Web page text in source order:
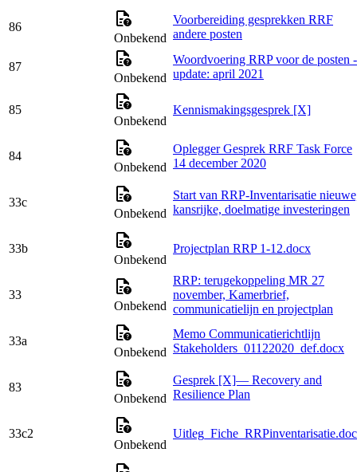
86
Onbekend
Voorbereiding gesprekken RRF
andere posten
87
Onbekend
Woordvoering RRP voor de posten -
update: april 2021
85
Onbekend
Kennismakingsgesprek [X]
84
Onbekend
Oplegger Gesprek RRF Task Force
14 december 2020
33c
Onbekend
Start van RRP-Inventarisatie
kansrijke, doelmatige investeringen
33b
Onbekend
Projectplan RRP 1-12.docx
33
Onbekend
RRP: terugekoppeling MR 27
november, Kamerbrief,
communicatielijn en projectplan
33a
Onbekend
Memo Communicatierichtlijn
Stakeholders_01122020_def.docx
83
Onbekend
Gesprek [X]— Recovery and
Resilience Plan
33c2
Onbekend